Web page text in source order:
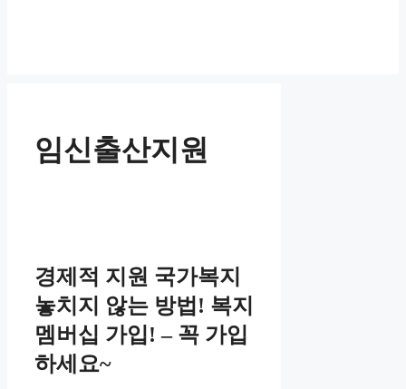
임신출산지원
경제적 지원 국가복지
놓치지 않는 방법! 복지
멤버십 가입! – 꼭 가입
하세요~